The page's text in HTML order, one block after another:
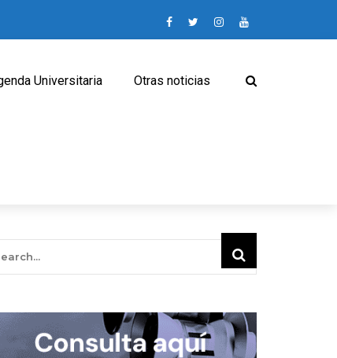
Universitaria Otras noticias